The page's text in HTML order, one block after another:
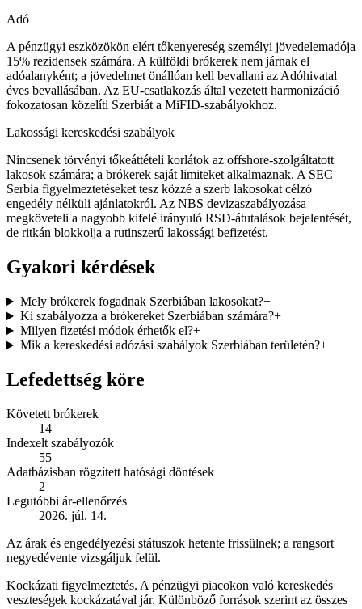
Adó
A pénzügyi eszközökön elért tőkenyereség személyi jövedelemadója
15% rezidensek számára. A külföldi brókerek nem járnak el
adóalanyként; a jövedelmet önállóan kell bevallani az Adóhivatal
éves bevallásában. Az EU-csatlakozás által vezetett harmonizáció
fokozatosan közelíti Szerbiát a MiFID-szabályokhoz.
Lakossági kereskedési szabályok
Nincsenek törvényi tőkeáttételi korlátok az offshore-szolgáltatott
lakosok számára; a brókerek saját limiteket alkalmaznak. A SEC
Serbia figyelmeztetéseket tesz közzé a szerb lakosokat célzó
engedély nélküli ajánlatokról. Az NBS devizaszabályozása
megköveteli a nagyobb kifelé irányuló RSD-átutalások bejelentését,
de ritkán blokkolja a rutinszerű lakossági befizetést.
Gyakori kérdések
Mely brókerek fogadnak Szerbiában lakosokat?+
Ki szabályozza a brókereket Szerbiában számára?+
Milyen fizetési módok érhetők el?+
Mik a kereskedési adózási szabályok Szerbiában területén?+
Lefedettség köre
Követett brókerek
14
Indexelt szabályozók
55
Adatbázisban rögzített hatósági döntések
2
Legutóbbi ár-ellenőrzés
2026. júl. 14.
Az árak és engedélyezési státuszok hetente frissülnek; a rangsort
negyedévente vizsgáljuk felül.
Kockázati figyelmeztetés. A pénzügyi piacokon való kereskedés
veszteségek kockázatával jár. Különböző források szerint az összes